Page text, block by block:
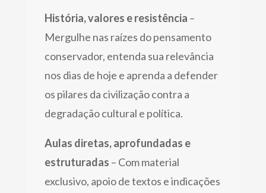
História, valores e resistência –
Mergulhe nas raízes do pensamento
conservador, entenda sua relevância
nos dias de hoje e aprenda a defender
os pilares da civilização contra a
degradação cultural e política.
Aulas diretas, aprofundadas e
estruturadas – Com material
exclusivo, apoio de textos e indicações